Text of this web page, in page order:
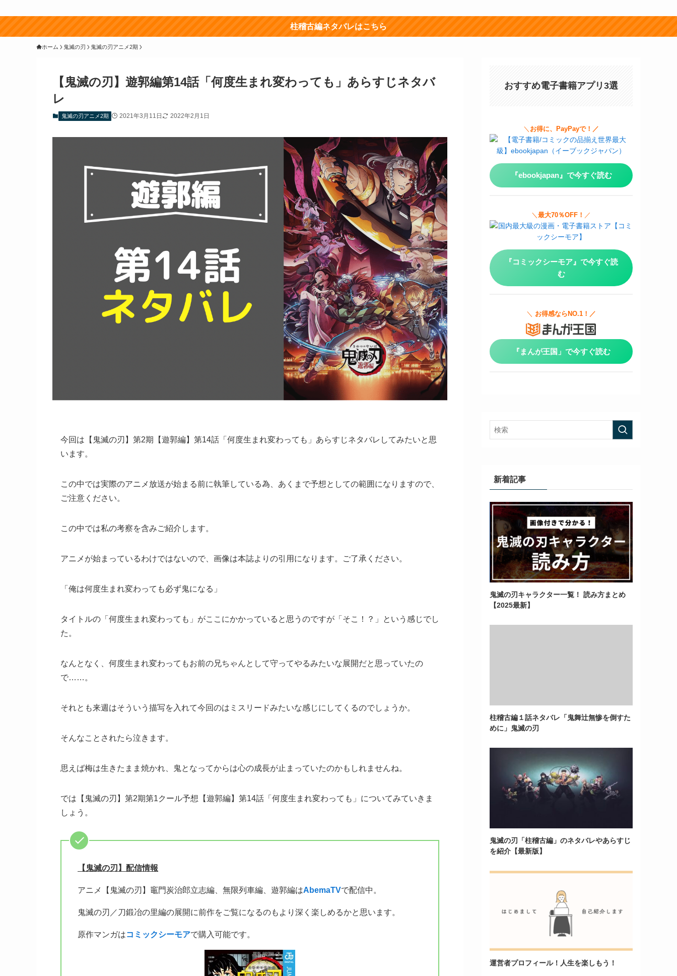
柱稽古編ネタバレはこちら
ホーム 鬼滅の刃 鬼滅の刃アニメ2期
【鬼滅の刃】遊郭編第14話「何度生まれ変わっても」あらすじネタバ
レ
鬼滅の刃アニメ2期 2021年3月11日 2022年2月1日
今回は 【鬼滅の刃】第2期【遊郭編】第14話「何度生まれ変わっても」あらすじネタバレ してみたいと思
います。
この中では実際のアニメ放送が始まる前に執筆している為、あくまで予想としての範囲になりますので、
ご注意ください。
この中では私の考察を含みご紹介します。
アニメが始まっているわけではないので、画像は本誌よりの引用になります。ご了承ください。
「俺は何度生まれ変わっても必ず鬼になる」
タイトルの「何度生まれ変わっても」がここにかかっていると思うのですが「そこ！？」という感じでし
た。
なんとなく、何度生まれ変わってもお前の兄ちゃんとして守ってやるみたいな展開だと思っていたの
で……。
それとも来週はそういう描写を入れて今回のはミスリードみたいな感じにしてくるのでしょうか。
そんなことされたら泣きます。
思えば梅は生きたまま焼かれ、鬼となってからは心の成長が止まっていたのかもしれませんね。
では【鬼滅の刃】第2期第1クール予想【遊郭編】第14話「何度生まれ変わっても」についてみていきま
しょう。
【鬼滅の刃】配信情報
アニメ【鬼滅の刃】竈門炭治郎立志編、無限列車編、遊郭編はAbemaTVで配信中。
鬼滅の刃／刀鍛冶の里編の展開に前作をご覧になるのもより深く楽しめるかと思います。
原作マンガはコミックシーモアで購入可能です。
おすすめ電子書籍アプリ3選
＼ お得に、PayPayで！／
『ebookjapan』で今すぐ読む
＼ 最大70％OFF！ ／
『コミックシーモア』で今すぐ読
む
＼ お得感ならNO.1！／
『まんが王国」で今すぐ読む
新着記事
鬼滅の刃キャラクター一覧！ 読み方まとめ
【2025最新】
柱稽古編１話ネタバレ「鬼舞辻無惨を倒すた
めに」鬼滅の刃
鬼滅の刃「柱稽古編」のネタバレやあらすじ
を紹介【最新版】
運営者プロフィール！人生を楽しもう！